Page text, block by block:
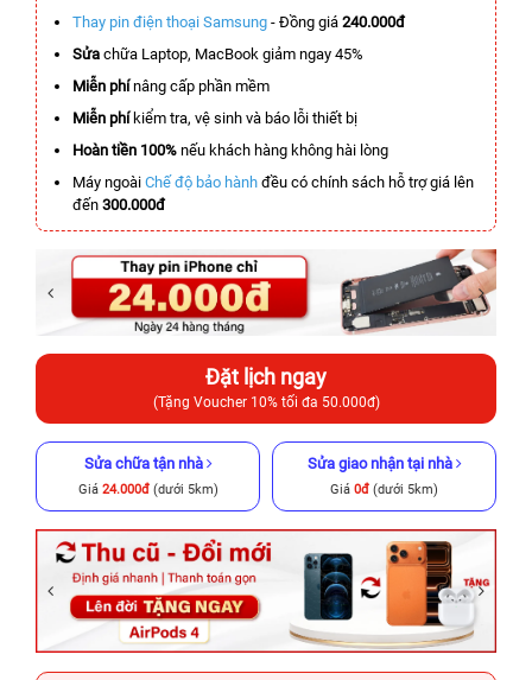
Thay pin điện thoại Samsung - Đồng giá 240.000đ
Sửa chữa Laptop, MacBook giảm ngay 45%
Miễn phínâng cấp phần mềm
Miễn phíkiểm tra, vệ sinh và báo lỗi thiết bị
Hoàn tiền 100% nếu khách hàng không hài lòng
Máy ngoài Chế độ bảo hành đều có chính sách hỗ trợ giá lên
đến 300.000đ
Đặt lịch ngay
(Tặng Voucher 10% tối đa 50.000đ)
Sửa chữa tận nhà
Giá 24.000đ(dưới 5km)
Sửa giao nhận tại nhà
Giá 0đ (dưới 5km)